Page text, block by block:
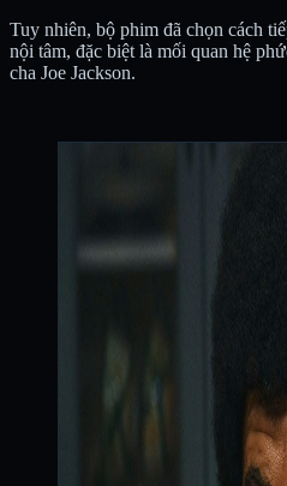
Tuy nhiên, bộ phim đã chọn cách
nội tâm, đặc biệt là mối quan hệ
cha Joe Jackson.